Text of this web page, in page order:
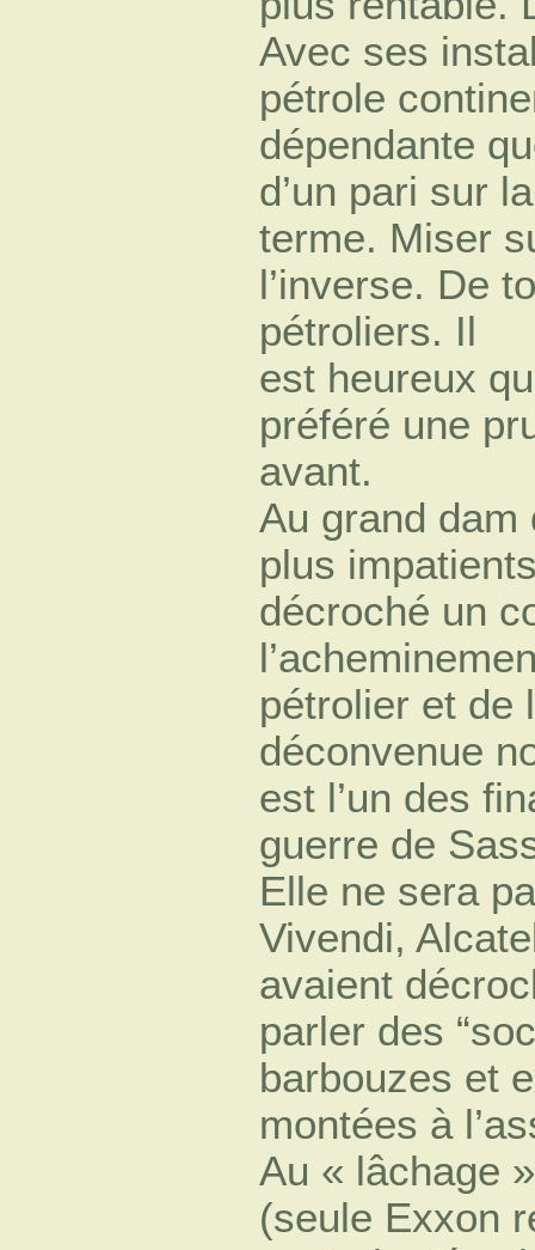
Avec ses
pétrole
dépendante
d’un pari sur
terme. Miser
l’inverse. De
pétroliers. Il
est heureux
préféré une
avant.
Au grand dam
plus
décroché un
pétrolier et de
déconvenue
est l’un des
guerre de
Elle ne sera
Vivendi,
avaient
parler des
barbouzes et
montées à
Au « lâchage
(seule Exxon